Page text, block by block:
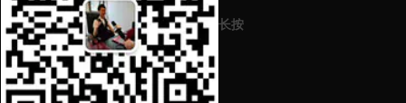
上一篇：机构公司在撰写文章文案时有什么技巧？写作技巧普及
下一篇：企业公司集团如何制定正确的企业公司代理品牌营销计划方
案？
长按